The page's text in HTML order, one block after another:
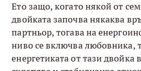
Ето защо, когато някой от
двойката започва някаква
партньор, тогава на
ниво се включва любовника,
енергетиката от тази двойка